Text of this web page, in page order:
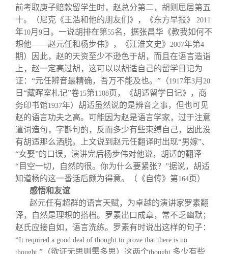
前考取庚子赔款留学生时，赵总分第二，胡则屈居第五
十。（尼克《王浩和他的朋友们》，《东方早报》
2011
年10月 9 日。一说胡排在第55名，据张昌华《教我如何不
想他——赵元任和杨步伟》，《江淮文史》 2007年第4
期）因此，赵的天资至少不逊色于胡，而且在语言造诣
上，赵一定高过胡，这可以以胡适自己的留学日记为
证：“元任辨音最精确，吾万不能及也。”（1917年3月 20
日“藏晖室札记”卷15第1108页，《胡适留学日记》，商
务印书馆1937年）胡适虽然说的是辨音之事，但也可见
赵的语言功夫之高。可能因为赵是语言学家，过于注意
遣词造句，字斟句酌，反而多少有些束缚自己，因此没
有胡适那么洒脱。上文说到赵元任翻译时出现“男嫁”、
“女娶”的口误，演讲完后杨步伟对他说，胡适的翻译
“目空一切，自然的很。你为什么要紧张？”据说，胡适
知道杨的这一番话后颇为得意。（《自传》第164页）
感悟和友谊
赵元任有超群的语言天赋，为卓越的演讲家罗素翻
译，自然是理想的搭档。罗素出口成章，常不乏幽默；
赵氏应接自如，语言洗练。罗素有时说出这样的句子：
“It required a good deal of thought to prove that there is no
thought. ”（欲证无思则需多思）这两个thought 多少有些